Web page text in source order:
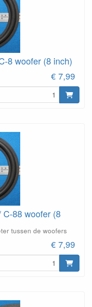
8 woofer (8 inch)
€ 7,99
C-88 woofer (8
tussen de woofers
€ 7,99